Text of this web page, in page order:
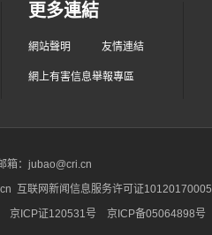
更多連結
網站聲明 友情連結
網上有害信息舉報專區
箱：jubao@cri.cn
互联网新闻信息服务许可证10120170005
京ICP证120531号 京ICP备05064898号